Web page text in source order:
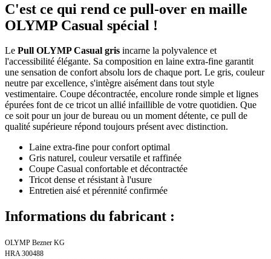
C'est ce qui rend ce pull-over en maille
OLYMP Casual spécial !
Le Pull OLYMP Casual gris incarne la polyvalence et
l'accessibilité élégante. Sa composition en laine extra-fine garantit
une sensation de confort absolu lors de chaque port. Le gris, couleur
neutre par excellence, s'intègre aisément dans tout style
vestimentaire. Coupe décontractée, encolure ronde simple et lignes
épurées font de ce tricot un allié infaillible de votre quotidien. Que
ce soit pour un jour de bureau ou un moment détente, ce pull de
qualité supérieure répond toujours présent avec distinction.
Laine extra-fine pour confort optimal
Gris naturel, couleur versatile et raffinée
Coupe Casual confortable et décontractée
Tricot dense et résistant à l'usure
Entretien aisé et pérennité confirmée
Informations du fabricant :
OLYMP Bezner KG
HRA 300488